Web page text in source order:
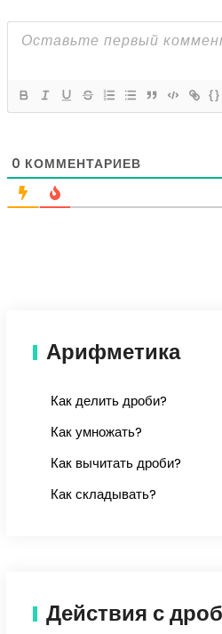
{}
0 КОММЕНТАРИЕВ
Арифметика
Как делить дроби?
Как умножать?
Как вычитать дроби?
Как складывать?
Действия с